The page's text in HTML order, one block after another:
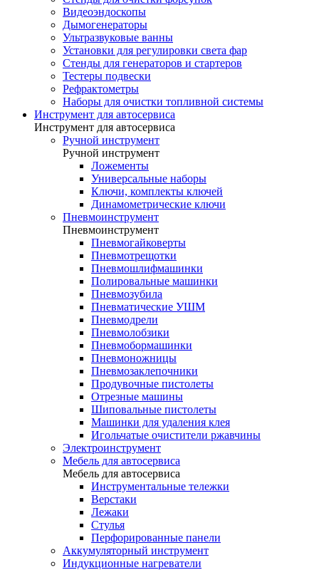
Видеоэндоскопы
Дымогенераторы
Ультразвуковые ванны
Установки для регулировки света фар
Стенды для генераторов и стартеров
Тестеры подвески
Рефрактометры
Наборы для очистки топливной системы
Инструмент для автосервиса
Инструмент для автосервиса
Ручной инструмент
Ручной инструмент
Ложементы
Универсальные наборы
Ключи, комплекты ключей
Динамометрические ключи
Пневмоинструмент
Пневмоинструмент
Пневмогайковерты
Пневмотрещотки
Пневмошлифмашинки
Полировальные машинки
Пневмозубила
Пневматические УШМ
Пневмодрели
Пневмолобзики
Пневмобормашинки
Пневмоножницы
Пневмозаклепочники
Продувочные пистолеты
Отрезные машины
Шиповальные пистолеты
Машинки для удаления клея
Игольчатые очистители ржавчины
Электроинструмент
Мебель для автосервиса
Мебель для автосервиса
Инструментальные тележки
Верстаки
Лежаки
Стулья
Перфорированные панели
Аккумуляторный инструмент
Индукционные нагреватели